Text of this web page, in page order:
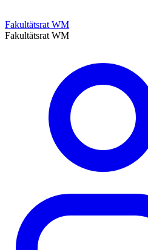
Fakultätsrat WM
Fakultätsrat WM